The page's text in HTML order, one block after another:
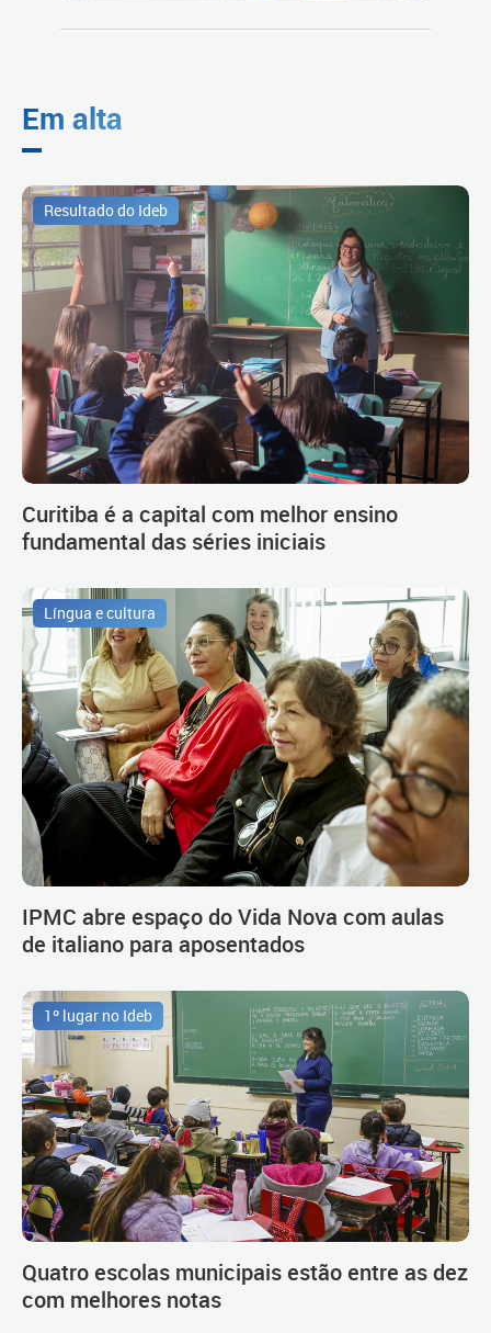
Em alta
Resultado do Ideb
Curitiba é a capital com melhor ensino
fundamental das séries iniciais
Língua e cultura
IPMC abre espaço do Vida Nova com aulas
de italiano para aposentados
1º lugar no Ideb
Quatro escolas municipais estão entre as dez
com melhores notas